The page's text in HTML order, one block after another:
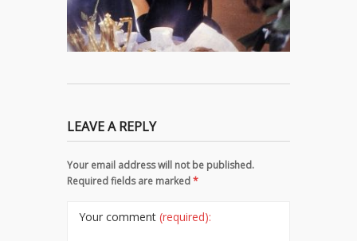
LEAVE A REPLY
Your email address will not be published.
Required fields are marked*
Your comment (required):